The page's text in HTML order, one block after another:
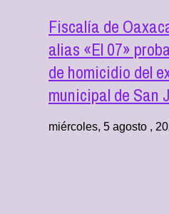
Fiscalía de
alias «El 07»
de homicidio del
municipal de San
miércoles, 5 agosto ,